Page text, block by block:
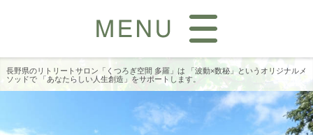
長野県のリトリートサロン「くつろぎ空間 多羅」は 「波動×数秘」というオリジナルメ
ソッドで「あなたらしい人生創造」をサポートします。